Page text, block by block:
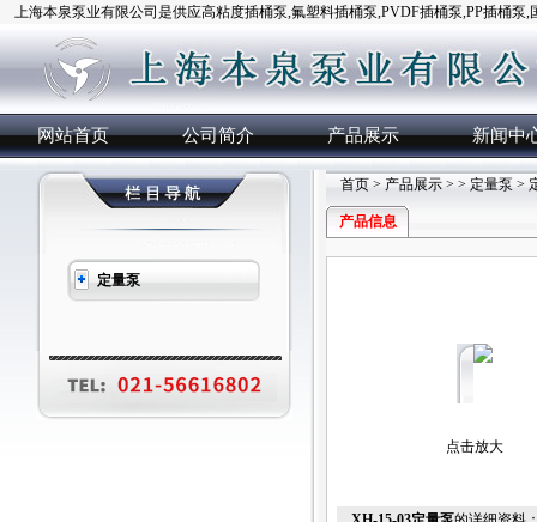
上海本泉泵业有限公司是供应高粘度插桶泵,氟塑料插桶泵,PVDF插桶泵,PP插桶泵
网站首页 公司简介 产品展示 新闻中
定量泵
首页 > 产品展示 > > 定量泵 >
产品信息
点击放大